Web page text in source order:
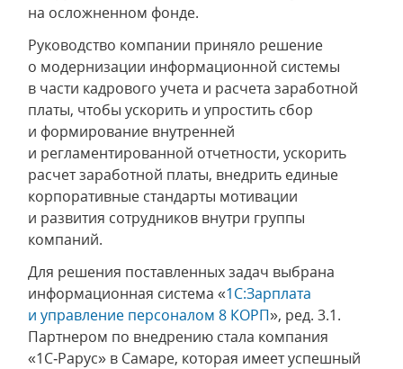
на осложненном фонде.
Руководство компании приняло решение
о модернизации информационной системы
в части кадрового учета и расчета заработной
платы, чтобы ускорить и упростить сбор
и формирование внутренней
и регламентированной отчетности, ускорить
расчет заработной платы, внедрить единые
корпоративные стандарты мотивации
и развития сотрудников внутри группы
компаний.
Для решения поставленных задач выбрана
информационная система «1С:Зарплата
и управление персоналом 8 КОРП», ред. 3.1.
Партнером по внедрению стала компания
«1С‑Рарус» в Самаре, которая имеет успешный